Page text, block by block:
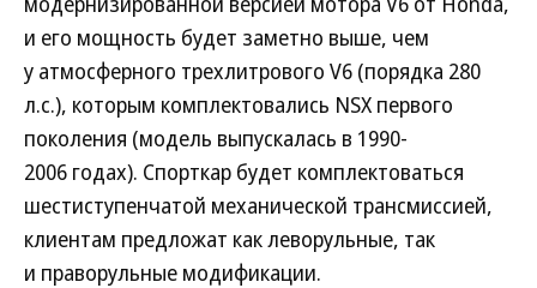
и его мощность будет заметно выше, чем
у атмосферного трехлитрового V6 (порядка 280
л.с.), которым комплектовались NSX первого
поколения (модель выпускалась в 1990-
2006 годах). Спорткар будет комплектоваться
шестиступенчатой механической трансмиссией,
клиентам предложат как леворульные, так
и праворульные модификации.